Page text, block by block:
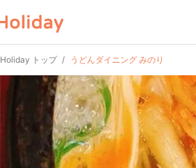
Holiday トップ うどんダイニング みのり